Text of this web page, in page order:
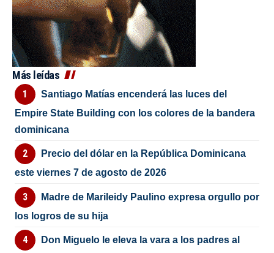
Más leídas
Santiago Matías encenderá las luces del
Empire State Building con los colores de la bandera
dominicana
Precio del dólar en la República Dominicana
este viernes 7 de agosto de 2026
Madre de Marileidy Paulino expresa orgullo por
los logros de su hija
Don Miguelo le eleva la vara a los padres al